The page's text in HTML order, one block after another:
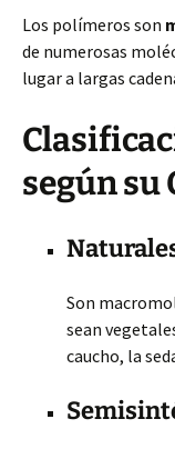
Los polímeros son
de numerosas
lugar a largas
según su
Son
sean
caucho, la